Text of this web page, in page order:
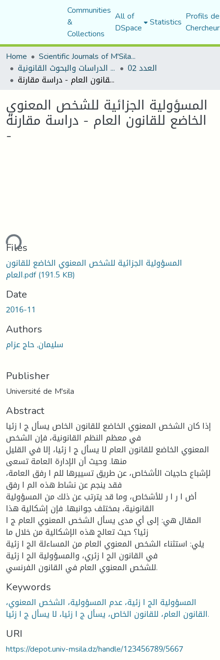
Communities
&
Collections
All of
DSpace Statistics Profils
Home
Scientific Journals of M'Sila University
مجلة الدراسات والبحوث القانونية العدد 02
المسؤولية الجزائية للشخص المعنوي الخاضع للقانون العام - دراسة مقارنة -
المسؤولية الجزائية للشخص المعنوي
الخاضع للقانون العام - دراسة مقارنة
-
Files
المسؤولية الجزائية للشخص المعنوي الخاضع للقانون
العام.pdf(191.5 KB)
Date
2016-11
Authors
سليمان, حاج عزام
Publisher
Université de M'sila
Abstract
إذا كان الشخص المعنوي الخاضع للقانون الخاص یسأل ج ا زئیا
في معظم النظم القانونیة، فإن الشخص
المعنوي الخاضع للقانون العام لا یسأل ج ا زئیا، إلا في القلیل
منها. وحیث أن الإدارة العامة تسعى
لإشباع حاجیات الأشخاص، عن طریق تسییرها للم ا رفق العامة،
فقد ینجم عن نشاط هذه الم ا رفق
أض ا ر ا ر للأشخاص، وما قد یترتب عن ذلك من المسؤولیة
القانونیة، بمختلف جوانبها. فإن إشكالیة هذا
المقال هي: إلى أي مدى یسأل الشخص المعنوي العام ج ا
زئیا؟ حیث تعالج هذه الإشكالیة من خلال ما
یلي: استثناء الشخص المعنوي العام من المساءلة الج ا زئیة
في القانون الج ا زئري، والمسؤولیة الج ا زئیة
للشخص المعنوي العام في القانون الفرنسي.
Keywords
المسؤولیة الج ا زئیة، عدم المسؤولیة، الشخص المعنوي،
القانون العام، للقانون الخاص، یسأل ج ا زئیا، لا یسأل ج ا زئیا.
URI
https://depot.univ-msila.dz/handle/123456789/5667